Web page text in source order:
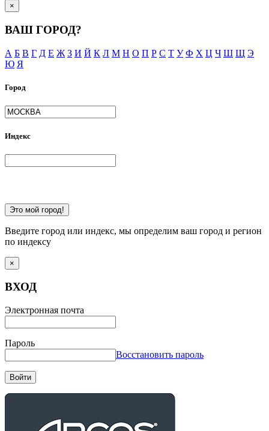
×
ВАШ ГОРОД?
А Б В Г Д Е Ж З И Й К Л М Н О П Р С Т У Ф Х Ц Ч Ш Щ Э
Ю Я
Город
Индекс
Это мой город!
Введите город или индекс, мы определим ваш город и регион
по индексу
×
ВХОД
Электронная почта
Пароль
Восстановить пароль
Войти